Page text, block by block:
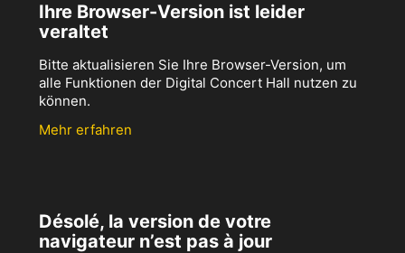
Ihre Browser-Version ist leider
veraltet
Bitte aktualisieren Sie Ihre Browser-Version, um
alle Funktionen der Digital Concert Hall nutzen zu
können.
Mehr erfahren
Désolé, la version de votre
navigateur n’est pas à jour